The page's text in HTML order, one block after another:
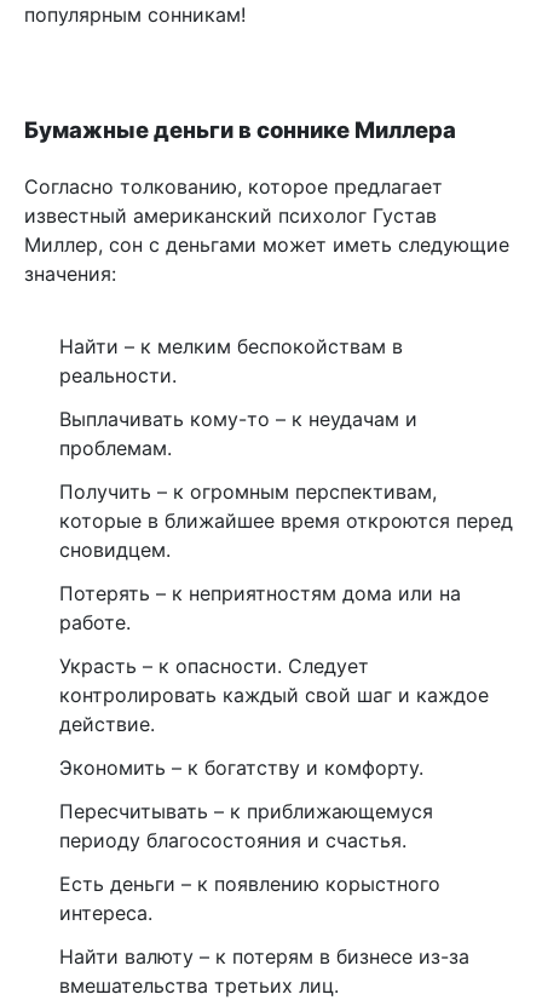
популярным сонникам!
Бумажные деньги в соннике Миллера
Согласно толкованию, которое предлагает
известный американский психолог Густав
Миллер, сон с деньгами может иметь следующие
значения:
Найти – к мелким беспокойствам в
реальности.
Выплачивать кому-то – к неудачам и
проблемам.
Получить – к огромным перспективам,
которые в ближайшее время откроются перед
сновидцем.
Потерять – к неприятностям дома или на
работе.
Украсть – к опасности. Следует
контролировать каждый свой шаг и каждое
действие.
Экономить – к богатству и комфорту.
Пересчитывать – к приближающемуся
периоду благосостояния и счастья.
Есть деньги – к появлению корыстного
интереса.
Найти валюту – к потерям в бизнесе из-за
вмешательства третьих лиц.